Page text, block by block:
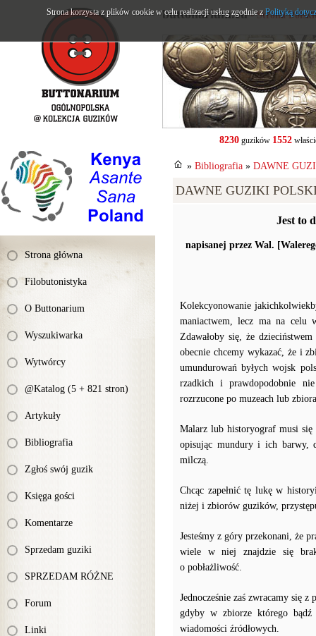
Strona główna
Filobutonistyka
O Buttonarium
Wyszukiwarka
Wytwórcy
@Katalog (5 + 821 stron)
Artykuły
Bibliografia
Zgłoś swój guzik
Księga gości
Komentarze
Sprzedam guziki
SPRZEDAM RÓŻNE
Forum
Linki
buttonarium.eu- Strona
8230guzików 1552
» Bibliografia » DAWNE
DAWNE GUZIKI
Jest to
napisanej przez Wal.
Kolekcyonowanie
maniactwem, lecz ma na celu
Zdawałoby się, że
obecnie chcemy wykazać, że i
umundurowań byłych wojsk
rzadkich i prawdopodobnie
rozrzucone po muzeach lub
Malarz lub historyograf musi
opisując mundury i ich barwy,
milczą.
Chcąc zapełnić tę lukę w
niżej i zbiorów guzików,
Jesteśmy z góry przekonani, że
wiele w niej znajdzie się
o pobłażliwość.
Jednocześnie zaś zwracamy się
gdyby w zbiorze którego bądź
wiadomości źródłowych.
Strona korzysta z plików cookie w celu realizacji usług zgodnie zPolityką